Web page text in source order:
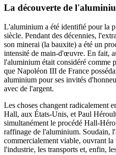
La découverte de
L'aluminium a été identifié pour la
siècle. Pendant des décennies,
son minerai (la bauxite) a été un
intensité de main-d'œuvre. En fait,
l'aluminium était considéré comme
que Napoléon III de France
aluminium pour ses invités
avec de l'argent.
Les choses changent radicalement
Hall, aux États-Unis, et Paul
simultanément le procédé Hall-
raffinage de l'aluminium. Soudain,
commercialement viable, ouvrant
l'industrie, les transports et, enfin,